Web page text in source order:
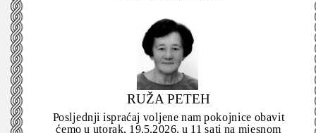
RUŽA PETEH
Posljednji ispraćaj voljene nam pokojnice obavit
ćemo u utorak, 19.5.2026. u 11 sati na mjesnom